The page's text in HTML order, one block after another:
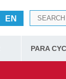
EN
PARA